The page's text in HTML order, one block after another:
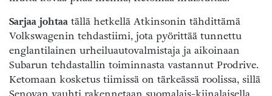
Sarjaa johtaa tällä hetkellä Atkinsonin tähdittämä
Volkswagenin tehdastiimi, jota pyörittää tunnettu
englantilainen urheiluautovalmistaja ja aikoinaan
Subarun tehdastallin toiminnasta vastannut Prodrive.
Ketomaan kosketus tiimissä on tärkeässä roolissa, sillä